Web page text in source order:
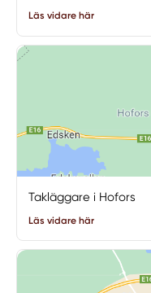
Läs vidare här
Takläggare i Hofors
Läs vidare här